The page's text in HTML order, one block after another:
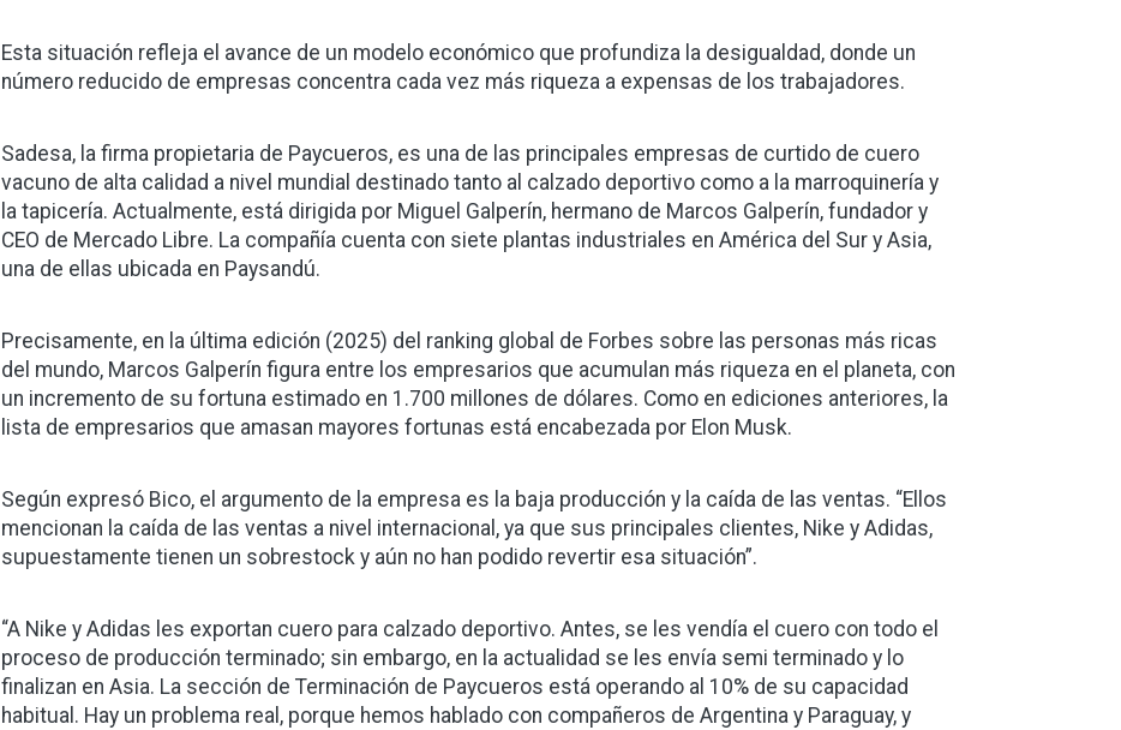
Esta situación refleja el avance de un modelo económico que profundiza la desigualdad, donde un
número reducido de empresas concentra cada vez más riqueza a expensas de los trabajadores.
Sadesa, la firma propietaria de Paycueros, es una de las principales empresas de curtido de cuero
vacuno de alta calidad a nivel mundial destinado tanto al calzado deportivo como a la marroquinería y
la tapicería. Actualmente, está dirigida por Miguel Galperín, hermano de Marcos Galperín, fundador y
CEO de Mercado Libre. La compañía cuenta con siete plantas industriales en América del Sur y Asia,
una de ellas ubicada en Paysandú.
Precisamente, en la última edición (2025) del ranking global de Forbes sobre las personas más ricas
del mundo, Marcos Galperín figura entre los empresarios que acumulan más riqueza en el planeta, con
un incremento de su fortuna estimado en 1.700 millones de dólares. Como en ediciones anteriores, la
lista de empresarios que amasan mayores fortunas está encabezada por Elon Musk.
Según expresó Bico, el argumento de la empresa es la baja producción y la caída de las ventas. “Ellos
mencionan la caída de las ventas a nivel internacional, ya que sus principales clientes, Nike y Adidas,
supuestamente tienen un sobrestock y aún no han podido revertir esa situación”.
“A Nike y Adidas les exportan cuero para calzado deportivo. Antes, se les vendía el cuero con todo el
proceso de producción terminado; sin embargo, en la actualidad se les envía semi terminado y lo
finalizan en Asia. La sección de Terminación de Paycueros está operando al 10% de su capacidad
habitual. Hay un problema real, porque hemos hablado con compañeros de Argentina y Paraguay, y